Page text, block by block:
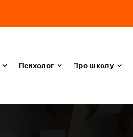
Психолог Про школу